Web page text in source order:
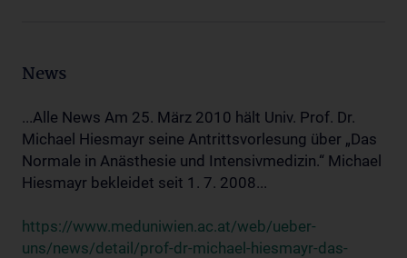
News
...Alle News Am 25. März 2010 hält Univ. Prof. Dr.
Michael Hiesmayr seine Antrittsvorlesung über „Das
Normale in Anästhesie und Intensivmedizin.“ Michael
Hiesmayr bekleidet seit 1. 7. 2008...
https://www.meduniwien.ac.at/web/ueber-
uns/news/detail/prof-dr-michael-hiesmayr-das-